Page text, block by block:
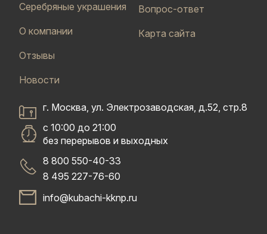
Серебряные украшения
О компании
Отзывы
Новости
Вопрос-ответ
Карта сайта
г. Москва, ул. Электрозаводская, д.52, стр.8
с 10:00 до 21:00
без перерывов и выходных
8 800 550-40-33
8 495 227-76-60
info@kubachi-kknp.ru